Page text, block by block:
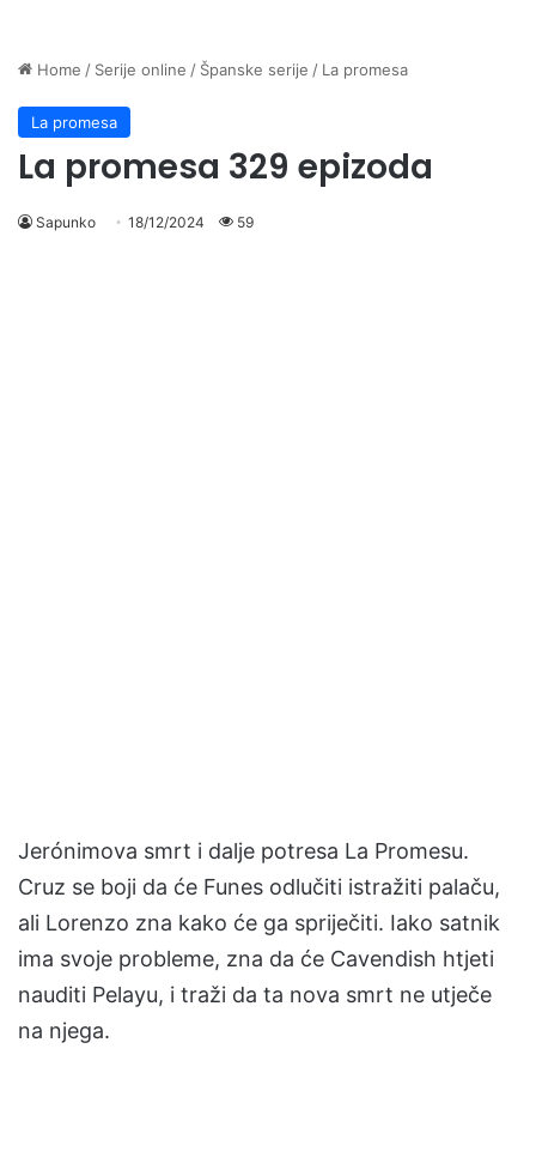
Home / Serije online / Španske serije / La promesa
La promesa
La promesa 329 epizoda
Sapunko 18/12/2024 59
Jerónimova smrt i dalje potresa La Promesu.
Cruz se boji da će Funes odlučiti istražiti palaču,
ali Lorenzo zna kako će ga spriječiti. Iako satnik
ima svoje probleme, zna da će Cavendish htjeti
nauditi Pelayu, i traži da ta nova smrt ne utječe
na njega.